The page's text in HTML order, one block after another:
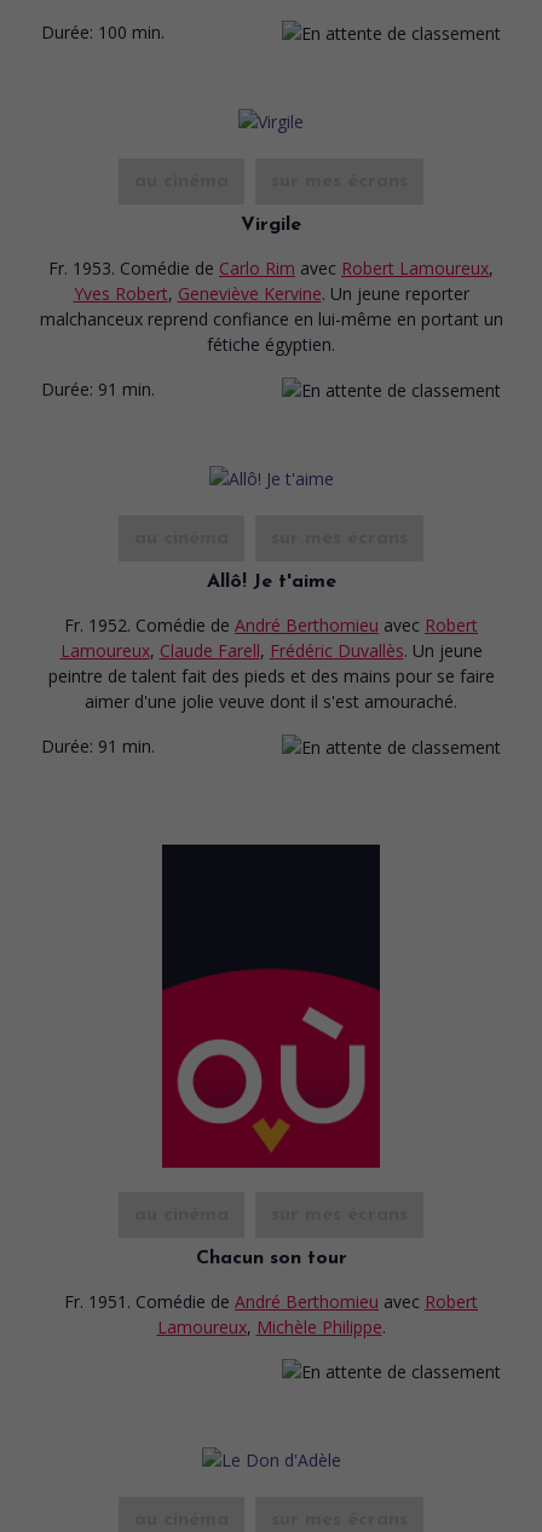
Durée: 100 min.
Virgile
Fr. 1953. Comédie de Carlo Rim avec Robert Lamoureux,
Yves Robert, Geneviève Kervine. Un jeune reporter
malchanceux reprend confiance en lui-même en portant un
fétiche égyptien.
Durée: 91 min.
Allô! Je t'aime
Fr. 1952. Comédie de André Berthomieu avec Robert
Lamoureux, Claude Farell, Frédéric Duvallès. Un jeune
peintre de talent fait des pieds et des mains pour se faire
aimer d'une jolie veuve dont il s'est amouraché.
Durée: 91 min.
Chacun son tour
Fr. 1951. Comédie de André Berthomieu avec Robert
Lamoureux, Michèle Philippe.